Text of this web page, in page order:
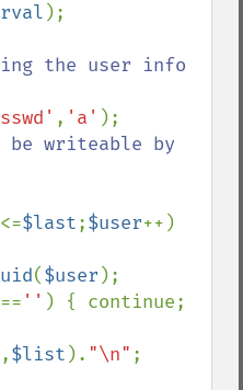
);
the user info
, 'a'
be writeable by
<=$last;$user++)
($user );
'' ) { continue;
,$list ). "\n" ;